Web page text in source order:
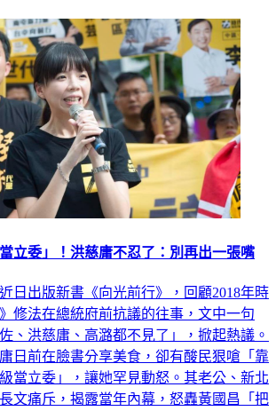
日出版新書《向光前行》，回顧2018年時
修法在總統府前抗議的往事，文中一句
、洪慈庸、高潞都不見了」，掀起熱議。
日前在臉書分享美食，卻有酸民狠嗆「靠
當立委」，讓她罕見動怒。其老公、新北